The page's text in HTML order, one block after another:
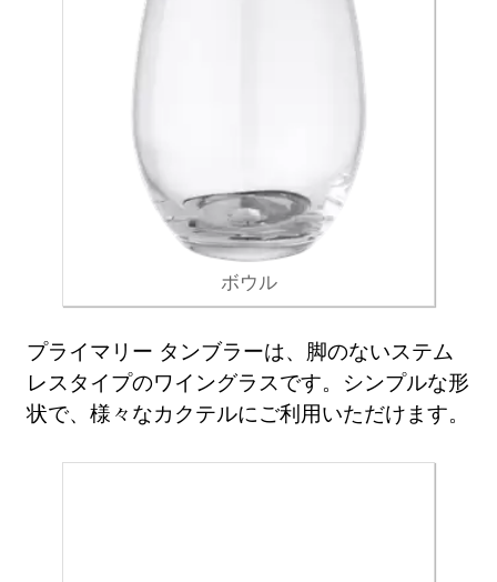
ボウル
プライマリー タンブラーは、脚のないステム
レスタイプのワイングラスです。シンプルな形
状で、様々なカクテルにご利用いただけます。